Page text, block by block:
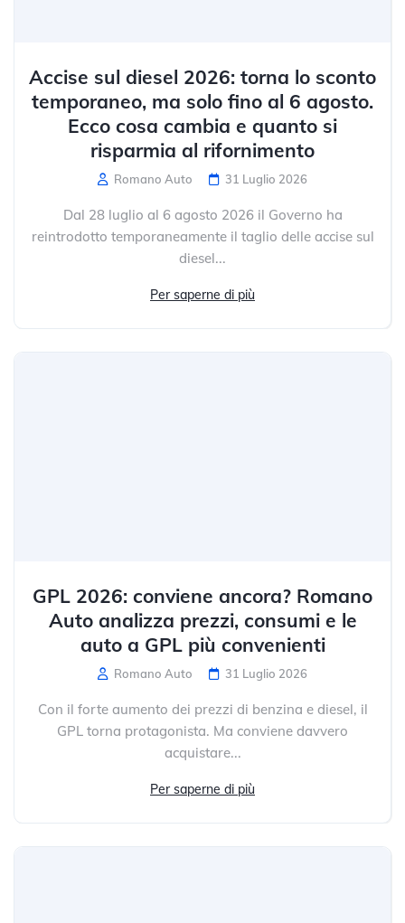
Accise sul diesel 2026: torna lo sconto
temporaneo, ma solo fino al 6 agosto.
Ecco cosa cambia e quanto si
risparmia al rifornimento
Romano Auto 31 Luglio 2026
Dal 28 luglio al 6 agosto 2026 il Governo ha
reintrodotto temporaneamente il taglio delle accise sul
diesel...
Per saperne di più
GPL 2026: conviene ancora? Romano
Auto analizza prezzi, consumi e le
auto a GPL più convenienti
Romano Auto 31 Luglio 2026
Con il forte aumento dei prezzi di benzina e diesel, il
GPL torna protagonista. Ma conviene davvero
acquistare...
Per saperne di più